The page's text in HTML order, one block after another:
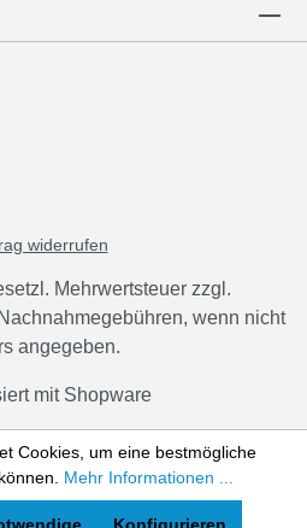
widerrufen
Mehrwertsteuer zzgl.
wenn nicht
angegeben.
mit Shopware
Cookies, um eine bestmögliche
Mehr Informationen ...